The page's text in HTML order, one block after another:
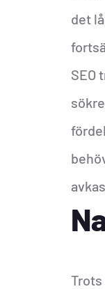
det
SEO
Trots